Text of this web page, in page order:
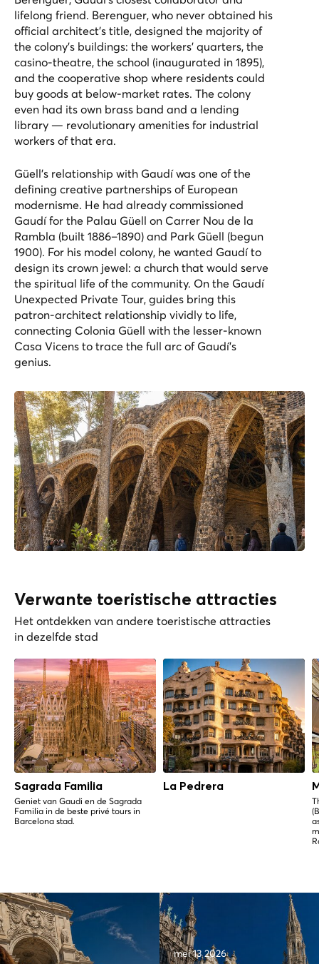
lifelong friend. Berenguer, who never obtained his
official architect's title, designed the majority of
the colony's buildings: the workers' quarters, the
casino-theatre, the school (inaugurated in 1895),
and the cooperative shop where residents could
buy goods at below-market rates. The colony
even had its own brass band and a lending
library — revolutionary amenities for industrial
workers of that era.
Güell's relationship with Gaudí was one of the
defining creative partnerships of European
modernisme. He had already commissioned
Gaudí for the Palau Güell on Carrer Nou de la
Rambla (built 1886–1890) and Park Güell (begun
1900). For his model colony, he wanted Gaudí to
design its crown jewel: a church that would serve
the spiritual life of the community. On the Gaudí
Unexpected Private Tour, guides bring this
patron-architect relationship vividly to life,
connecting Colonia Güell with the lesser-known
Casa Vicens to trace the full arc of Gaudí's
genius.
Verwante toeristische attracties
Het ontdekken van andere toeristische attracties
in dezelfde stad
Sagrada Familia
Geniet van Gaudi en de Sagrada
Familia in de beste privé tours in
Barcelona stad.
La Pedrera
mei 13 2026